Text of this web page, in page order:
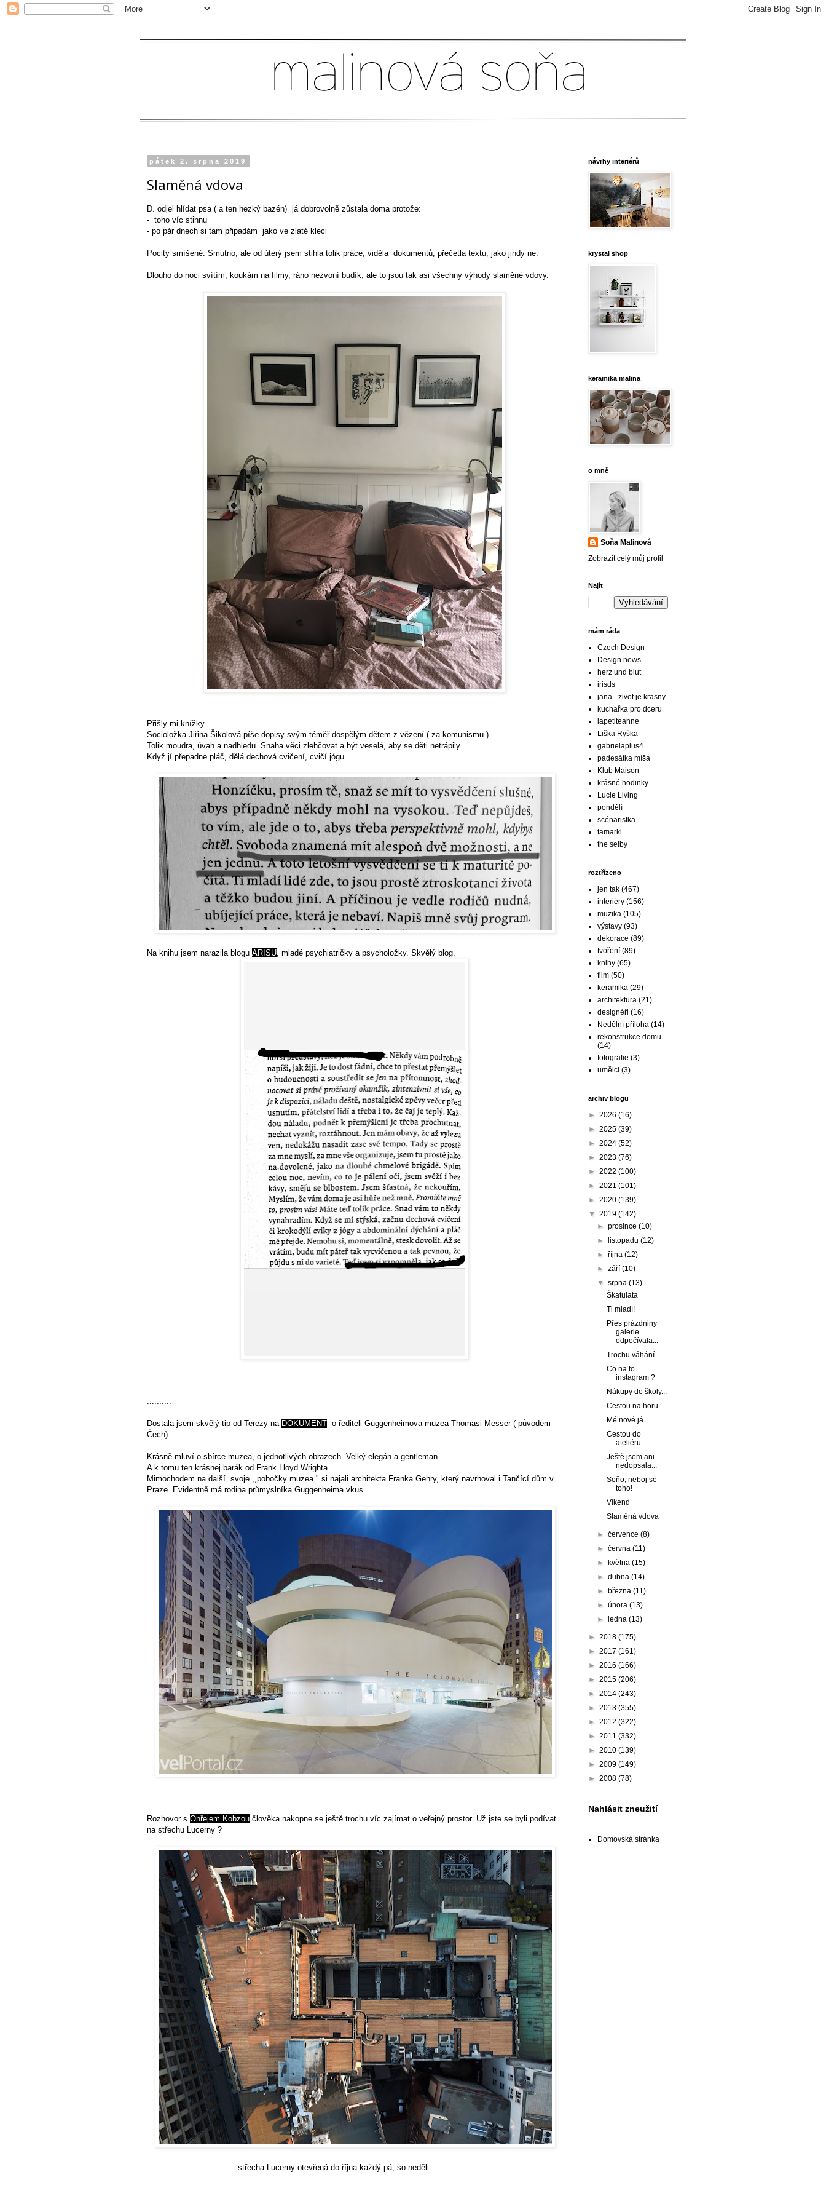
pátek 2. srpna 2019
Slaměná vdova
D. odjel hlídat psa ( a ten hezký bazén) já dobrovolně zůstala doma protože:
- toho víc stihnu
- po pár dnech si tam připadám jako ve zlaté kleci
Pocity smíšené. Smutno, ale od úterý jsem stihla tolik práce, viděla dokumentů, přečetla textu, jako jindy ne.
Dlouho do noci svítím, koukám na filmy, ráno nezvoní budík, ale to jsou tak asi všechny výhody slaměné vdovy.
Přišly mi knížky.
Socioložka Jiřina Šikolová píše dopisy svým téměř dospělým dětem z vězení ( za komunismu ).
Tolik moudra, úvah a nadhledu. Snaha věci zlehčovat a být veselá, aby se děti netrápily.
Když jí přepadne pláč, dělá dechová cvičení, cvičí jógu.
Na knihu jsem narazila blogu ARISU , mladé psychiatričky a psycholožky. Skvělý blog.
Dostala jsem skvělý tip od Terezy na DOKUMENT o řediteli Guggenheimova muzea Thomasi Messer ( původem
Čech)
Krásně mluví o sbírce muzea, o jednotlivých obrazech. Velký elegán a gentleman.
A k tomu ten krásnej barák od Frank Lloyd Wrighta ...
Mimochodem na další svoje ,,pobočky muzea " si najali architekta Franka Gehry, který navrhoval i Tančící dům v
Praze. Evidentně má rodina průmyslníka Guggenheima vkus.
Rozhovor s Onřejem Kobzou člověka nakopne se ještě trochu víc zajímat o veřejný prostor. Už jste se byli podívat
na střechu Lucerny ?
střecha Lucerny otevřená do října každý pá, so neděli
návrhy interiérů
krystal shop
keramika malina
o mně
Soňa Malinová
Zobrazit celý můj profil
Najít
mám ráda
Czech Design
Design news
herz und blut
irisds
jana - zivot je krasny
kuchařka pro dceru
lapetiteanne
Liška Ryška
gabrielaplus4
padesátka míša
Klub Maison
krásné hodinky
Lucie Living
pondělí
scénaristka
tamarki
the selby
roztřízeno
jen tak (467)
interiéry (156)
muzika (105)
výstavy (93)
dekorace (89)
tvoření (89)
knihy (65)
film (50)
keramika (29)
architektura (21)
designéři (16)
Nedělní příloha (14)
rekonstrukce domu
(14)
fotografie (3)
umělci (3)
archiv blogu
► 2026 (16)
► 2025 (39)
► 2024 (52)
► 2023 (76)
► 2022 (100)
► 2021 (101)
► 2020 (139)
▼ 2019 (142)
►prosince(10)
►
listopadu(12)
►října(12)
►září(10)
▼srpna(13)
Škatulata
Ti mladí!
Přes prázdniny
galerie
odpočívala...
Trochu váhání...
Co na to
instagram ?
Nákupy do školy...
Cestou na horu
Mé nové já
Cestou do
ateliéru...
Ještě jsem ani
nedopsala...
Soňo, neboj se
toho!
Víkend
Slaměná vdova
►července(8)
►června(11)
► května(15)
►dubna(14)
► března(11)
►února(13)
►
ledna(13)
► 2018 (175)
► 2017 (161)
► 2016 (166)
► 2015 (206)
► 2014 (243)
► 2013 (355)
► 2012 (322)
► 2011 (332)
► 2010 (139)
► 2009 (149)
► 2008 (78)
Nahlásit zneužití
Domovská stránka